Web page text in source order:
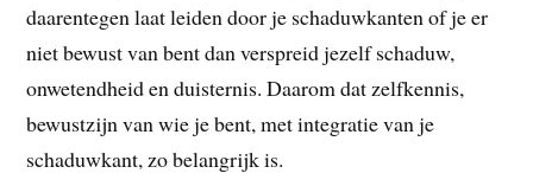
daarentegen laat leiden door je schaduwkanten of je er
niet bewust van bent dan verspreid jezelf schaduw,
onwetendheid en duisternis. Daarom dat zelfkennis,
bewustzijn van wie je bent, met integratie van je
schaduwkant, zo belangrijk is.